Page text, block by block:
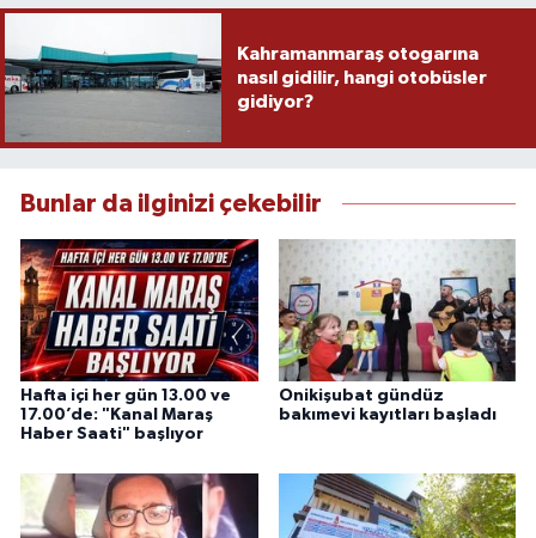
Kahramanmaraş otogarına
nasıl gidilir, hangi otobüsler
gidiyor?
Bunlar da ilginizi çekebilir
Hafta içi her gün 13.00 ve
17.00’de: "Kanal Maraş
Haber Saati" başlıyor
Onikişubat gündüz
bakımevi kayıtları başladı